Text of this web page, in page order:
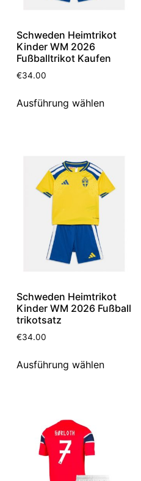
Schweden Heimtrikot
Kinder WM 2026
Fußballtrikot Kaufen
€34.00
Ausführung wählen
Schweden Heimtrikot
Kinder WM 2026 Fußball
trikotsatz
€34.00
Ausführung wählen